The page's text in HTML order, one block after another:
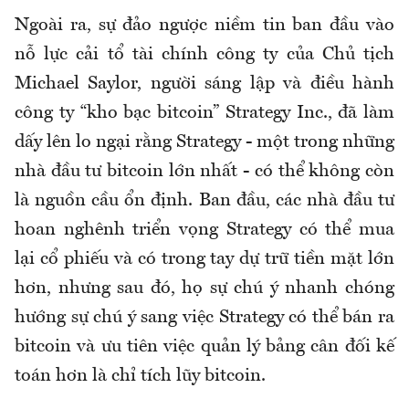
Ngoài ra, sự đảo ngược niềm tin ban đầu vào
nỗ lực cải tổ tài chính công ty của Chủ tịch
Michael Saylor, người sáng lập và điều hành
công ty “kho bạc bitcoin” Strategy Inc., đã làm
dấy lên lo ngại rằng Strategy - một trong những
nhà đầu tư bitcoin lớn nhất - có thể không còn
là nguồn cầu ổn định. Ban đầu, các nhà đầu tư
hoan nghênh triển vọng Strategy có thể mua
lại cổ phiếu và có trong tay dự trữ tiền mặt lớn
hơn, nhưng sau đó, họ sự chú ý nhanh chóng
hướng sự chú ý sang việc Strategy có thể bán ra
bitcoin và ưu tiên việc quản lý bảng cân đối kế
toán hơn là chỉ tích lũy bitcoin.